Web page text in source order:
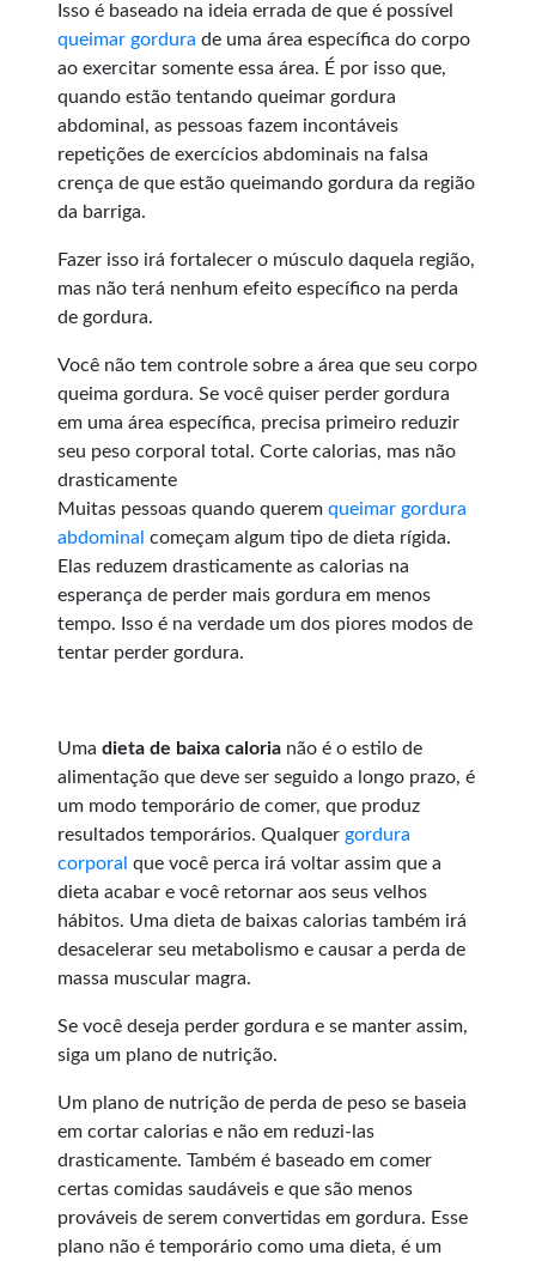
Isso é baseado na ideia errada de que é possível
queimar gordura de uma área específica do corpo
ao exercitar somente essa área. É por isso que,
quando estão tentando queimar gordura
abdominal, as pessoas fazem incontáveis
repetições de exercícios abdominais na falsa
crença de que estão queimando gordura da região
da barriga.
Fazer isso irá fortalecer o músculo daquela região,
mas não terá nenhum efeito específico na perda
de gordura.
Você não tem controle sobre a área que seu corpo
queima gordura. Se você quiser perder gordura
em uma área específica, precisa primeiro reduzir
seu peso corporal total. Corte calorias, mas não
drasticamente
Muitas pessoas quando querem queimar gordura
abdominal começam algum tipo de dieta rígida.
Elas reduzem drasticamente as calorias na
esperança de perder mais gordura em menos
tempo. Isso é na verdade um dos piores modos de
tentar perder gordura.
Uma dieta de baixa caloria não é o estilo de
alimentação que deve ser seguido a longo prazo, é
um modo temporário de comer, que produz
resultados temporários. Qualquer gordura
corporal que você perca irá voltar assim que a
dieta acabar e você retornar aos seus velhos
hábitos. Uma dieta de baixas calorias também irá
desacelerar seu metabolismo e causar a perda de
massa muscular magra.
Se você deseja perder gordura e se manter assim,
siga um plano de nutrição.
Um plano de nutrição de perda de peso se baseia
em cortar calorias e não em reduzi-las
drasticamente. Também é baseado em comer
certas comidas saudáveis e que são menos
prováveis de serem convertidas em gordura. Esse
plano não é temporário como uma dieta, é um